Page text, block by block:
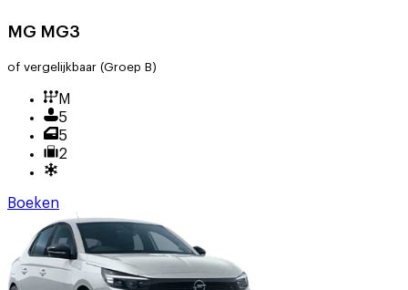
MG MG3
of vergelijkbaar (Groep B)
M
5
5
2
Boeken